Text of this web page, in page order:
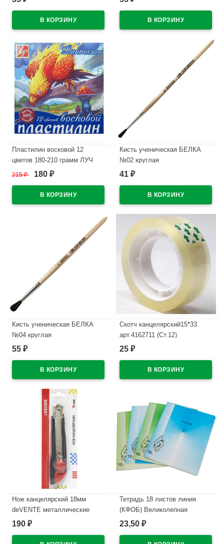
Пластилин восковой 12
цветов 180-210 грамм ЛУЧ
ФАНТАЗИЯ картонная
215₽ 180 ₽
Кисть ученическая БЕЛКА
№02 круглая
В наличии
41 ₽
Кисть ученическая БЕЛКА
№04 круглая
В наличии
55 ₽
Скотч канцелярский15*33
арт.4162711 (Ст.12)
В наличии
25 ₽
Нож канцелярский 18мм
deVENTE металлические
направляющие арт.4090308
190 ₽
Тетрадь 18 листов линия
(КФОБ) Великолепная
пятерка ассорти арт TW 518
23,50 ₽